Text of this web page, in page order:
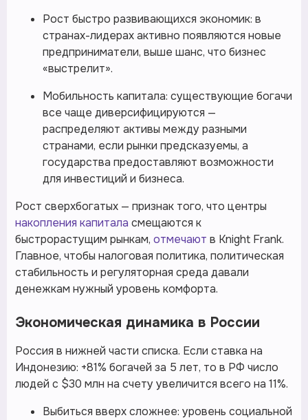
Рост быстро развивающихся экономик: в
странах-лидерах активно появляются новые
предприниматели, выше шанс, что бизнес
«выстрелит».
Мобильность капитала: существующие богачи
все чаще диверсифицируются —
распределяют активы между разными
странами, если рынки предсказуемы, а
государства предоставляют возможности
для инвестиций и бизнеса.
Рост сверхбогатых — признак того, что центры
накопления капитала смещаются к
быстрорастущим рынкам, отмечают в Knight Frank.
Главное, чтобы налоговая политика, политическая
стабильность и регуляторная среда давали
денежкам нужный уровень комфорта.
Экономическая динамика в России
Россия в нижней части списка. Если ставка на
Индонезию: +81% богачей за 5 лет, то в РФ число
людей с $30 млн на счету увеличится всего на 11%.
Выбиться вверх сложнее: уровень социальной